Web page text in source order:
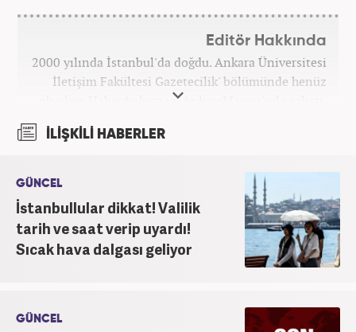
Editör Hakkında
2000 yılında İstanbul'da doğdu. Ankara Üniversitesi
İletişim Fakültesi Gazetecilik' bölümünde henüz
okurken HaberAnkara ve AnkaraMasası'nda çalıştı.
2022 yılındaki mezuniyetinin ardından Beyaz TV'de
'Haber Editörü' pozisyonunda görev aldı. 2024
Editörü kariyerine devam etmektedir.
İLİŞKİLİ HABERLER
GÜNCEL
İstanbullular dikkat! Valilik
tarih ve saat verip uyardı!
Sıcak hava dalgası geliyor
GÜNCEL